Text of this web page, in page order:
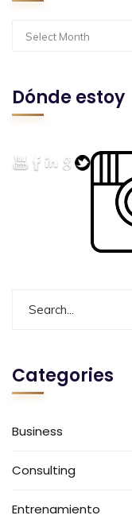
Select Month
Dónde estoy
Categories
Business
Consulting
Entrenamiento